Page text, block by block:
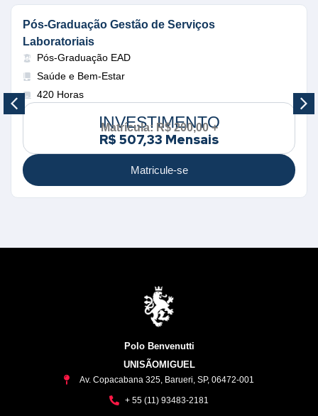
Pós-Graduação Gestão de Serviços
Laboratoriais
Pós-Graduação EAD
Saúde e Bem-Estar
420 Horas
Matricule-se
INVESTIMENTO
Matrícula: R$ 200,00 +
R$ 507,33 Mensais
Polo Benvenutti
UNISÃOMIGUEL
Av. Copacabana 325, Barueri, SP, 06472-001
+ 55 (11) 93483-2181